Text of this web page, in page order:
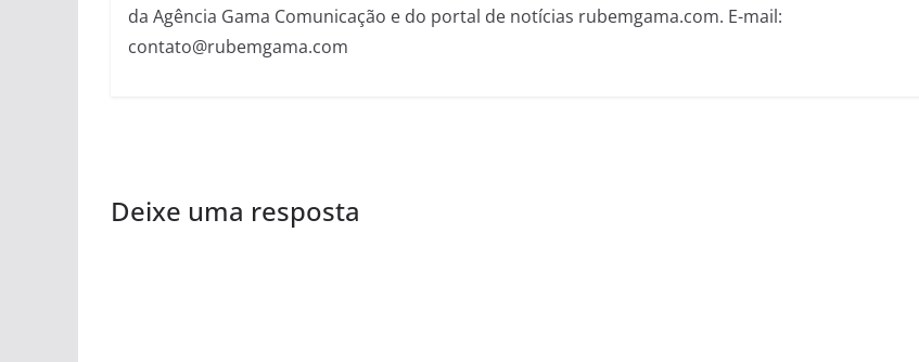
da Agência Gama Comunicação e do portal de notícias rubemgama.com. E-mail:
contato@rubemgama.com
Deixe uma resposta